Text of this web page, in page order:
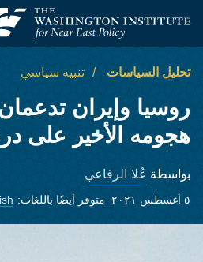
معهد واشنطن لسياسات الشرق
تحليل السياسات تنبيه سياسي
روسيا وإيران
هجومه الأخير على
بواسطة عُلا الرفاعي
٥ أغسطس ٢٠٢١ متوفر أيضًا باللغات: